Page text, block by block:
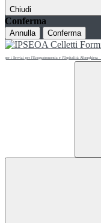
Chiudi
Conferma
Annulla Conferma
per i Servizi per l'Enogastronomia e l'Ospitalità Alberghiera